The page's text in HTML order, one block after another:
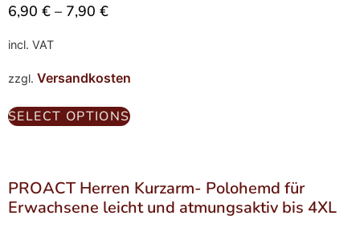
6,90 € – 7,90 €
incl. VAT
zzgl. Versandkosten
SELECT OPTIONS
PROACT Herren Kurzarm- Polohemd für
Erwachsene leicht und atmungsaktiv bis 4XL